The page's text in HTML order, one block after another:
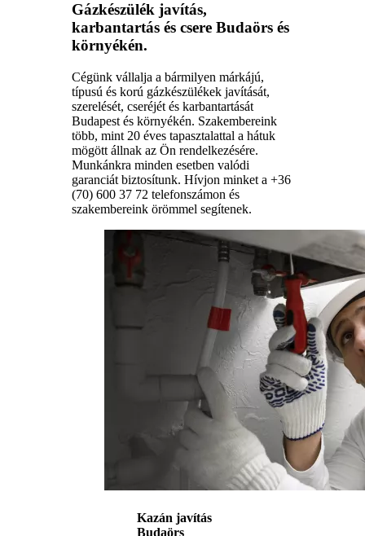
Gázkészülék javítás,
karbantartás és csere Budaörs és
környékén.
Cégünk vállalja a bármilyen márkájú,
típusú és korú gázkészülékek javítását,
szerelését, cseréjét és karbantartását
Budapest és környékén. Szakembereink
több, mint 20 éves tapasztalattal a hátuk
mögött állnak az Ön rendelkezésére.
Munkánkra minden esetben valódi
garanciát biztosítunk. Hívjon minket a +36
(70) 600 37 72 telefonszámon és
szakembereink örömmel segítenek.
Kazán javítás
Budaörs